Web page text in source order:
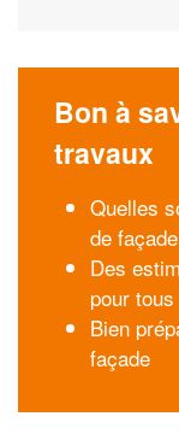
Bon à
travaux
Quelles
de
Des
pour tous
Bien
façade